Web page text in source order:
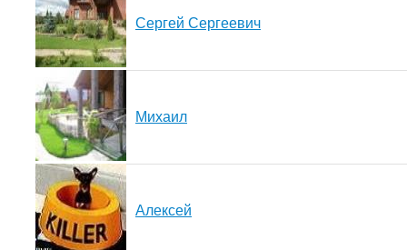
Cергей Сергеевич
Михаил
Алексей